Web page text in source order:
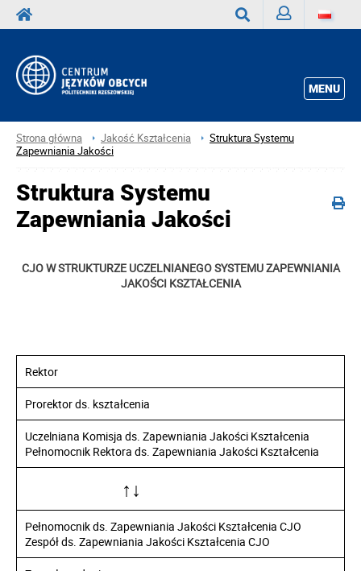
MENU
Strona główna Jakość Kształcenia
Struktura Systemu
Zapewniania Jakości
Struktura Systemu
Zapewniania Jakości
CJO W STRUKTURZE UCZELNIANEGO SYSTEMU ZAPEWNIANIA
JAKOŚCI KSZTAŁCENIA
Rektor
Prorektor ds. kształcenia
Uczelniana Komisja ds. Zapewniania Jakości Kształcenia
Pełnomocnik Rektora ds. Zapewniania Jakości Kształcenia
↑↓
Pełnomocnik ds. Zapewniania Jakości Kształcenia CJO
Zespół ds. Zapewniania Jakości Kształcenia CJO